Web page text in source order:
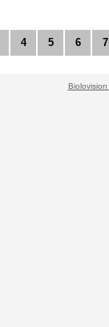
4 5 6 7
Biolovision